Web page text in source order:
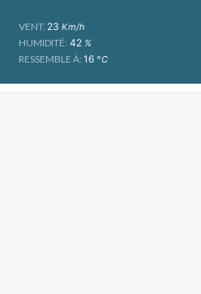
VENT: 23 Km/h
HUMIDITÉ: 42%
RESSEMBLE À: 16°C